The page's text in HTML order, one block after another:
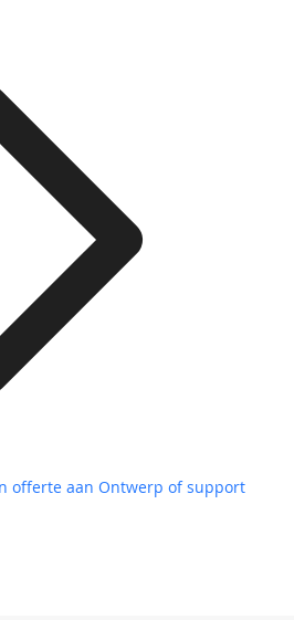
offerte aan Ontwerp of support